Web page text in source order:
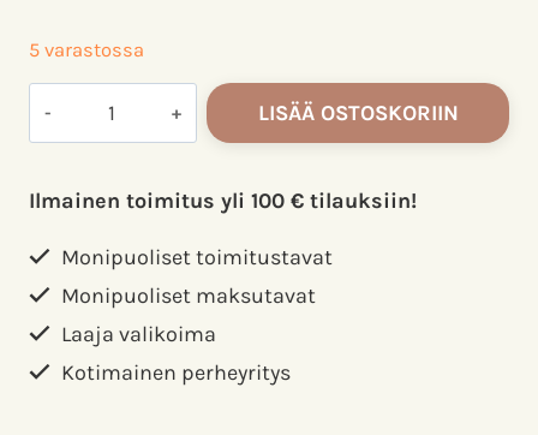
5 varastossa
Lompakko
POP
määrä
LISÄÄ OSTOSKORIIN
Ilmainen toimitus yli 100 € tilauksiin!
Monipuoliset toimitustavat
Monipuoliset maksutavat
Laaja valikoima
Kotimainen perheyritys